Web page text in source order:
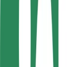
Bolt-
Kundeservice